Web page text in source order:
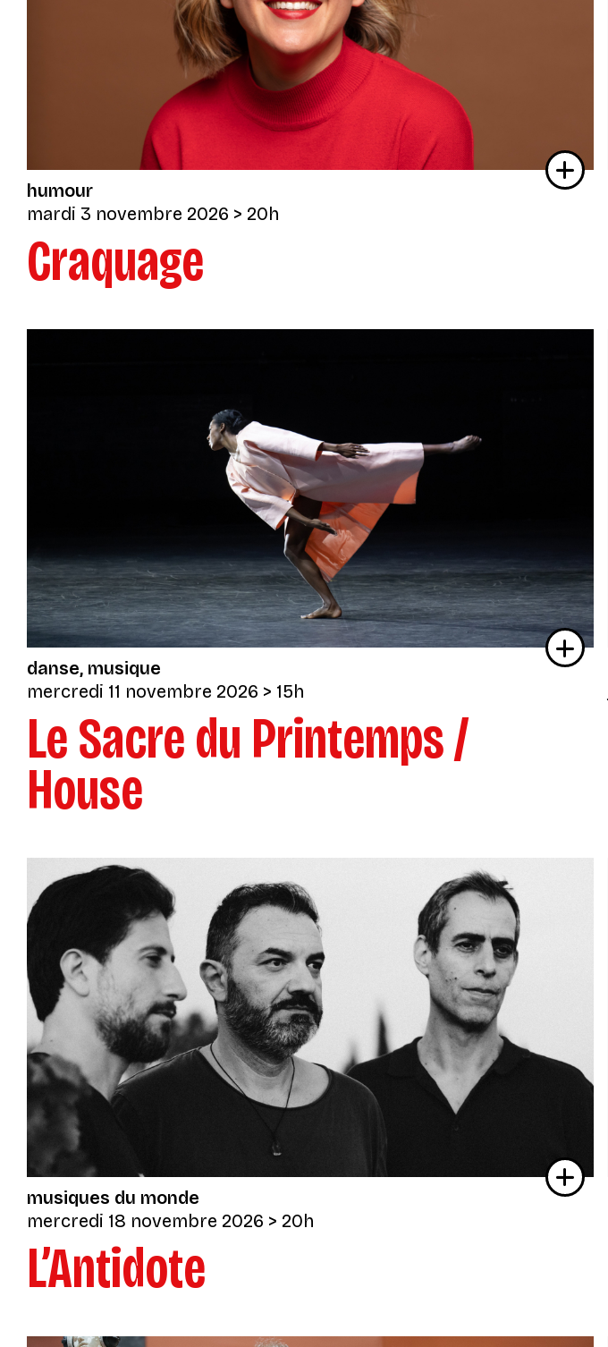
humour
mardi 3 novembre 2026 > 20h
Craquage
danse musique
mercredi 11 novembre 2026 > 15h
Le Sacre du Printemps /
House
musiques du monde
mercredi 18 novembre 2026 > 20h
L’Antidote